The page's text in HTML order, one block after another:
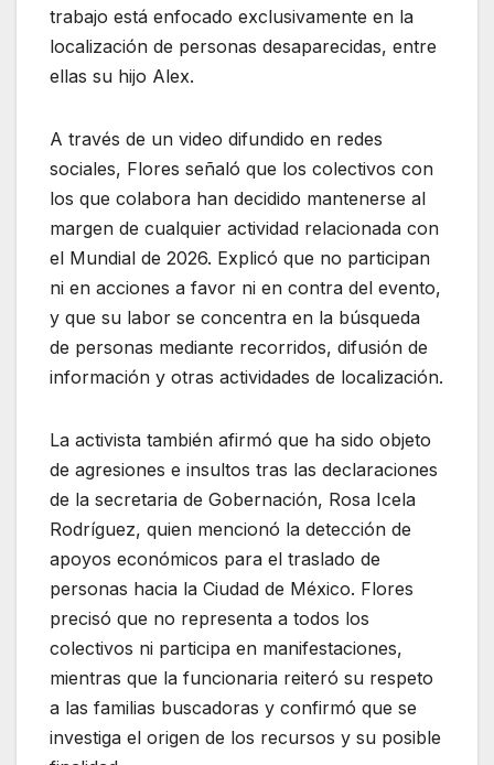
trabajo está enfocado exclusivamente en la
localización de personas desaparecidas, entre
ellas su hijo Alex.
A través de un video difundido en redes
sociales, Flores señaló que los colectivos con
los que colabora han decidido mantenerse al
margen de cualquier actividad relacionada con
el Mundial de 2026. Explicó que no participan
ni en acciones a favor ni en contra del evento,
y que su labor se concentra en la búsqueda
de personas mediante recorridos, difusión de
información y otras actividades de localización.
La activista también afirmó que ha sido objeto
de agresiones e insultos tras las declaraciones
de la secretaria de Gobernación, Rosa Icela
Rodríguez, quien mencionó la detección de
apoyos económicos para el traslado de
personas hacia la Ciudad de México. Flores
precisó que no representa a todos los
colectivos ni participa en manifestaciones,
mientras que la funcionaria reiteró su respeto
a las familias buscadoras y confirmó que se
investiga el origen de los recursos y su posible